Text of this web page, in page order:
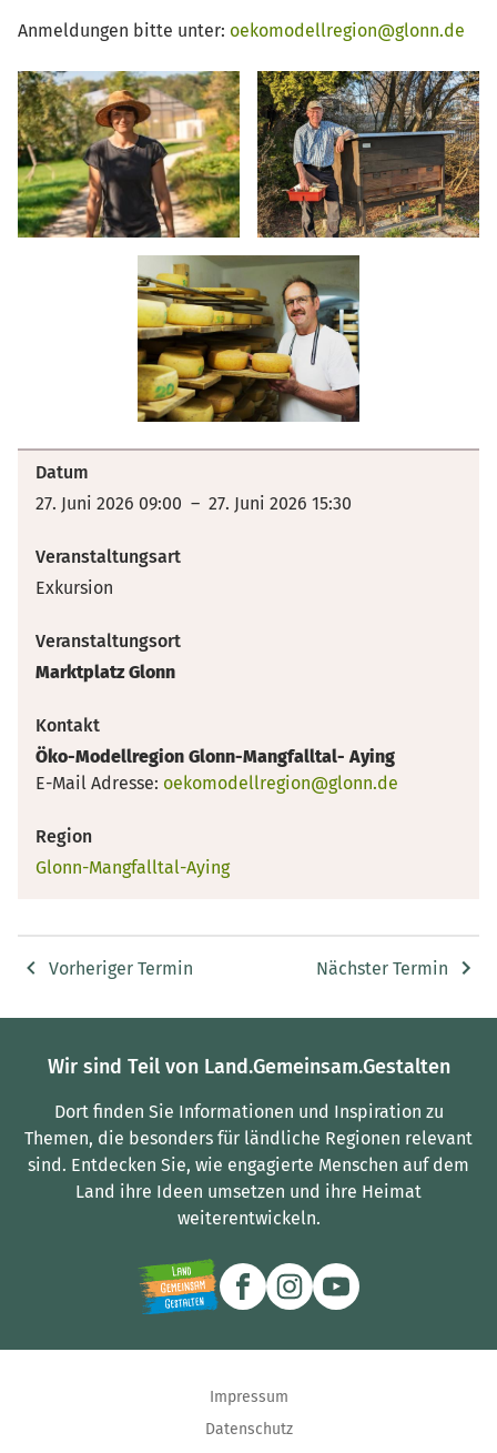
Anmeldungen bitte unter: oekomodellregion@glonn.de
Datum
27. Juni 2026 09:00 – 27. Juni 2026 15:30
Veranstaltungsart
Exkursion
Veranstaltungsort
Marktplatz Glonn
Kontakt
Öko-Modellregion Glonn-Mangfalltal- Aying
E-Mail Adresse: oekomodellregion@glonn.de
Region
Glonn-Mangfalltal-Aying
Vorheriger Termin Nächster Termin
Wir sind Teil von Land.Gemeinsam.Gestalten
Dort finden Sie Informationen und Inspiration zu
Themen, die besonders für ländliche Regionen relevant
sind. Entdecken Sie, wie engagierte Menschen auf dem
Land ihre Ideen umsetzen und ihre Heimat
weiterentwickeln.
Impressum
Datenschutz